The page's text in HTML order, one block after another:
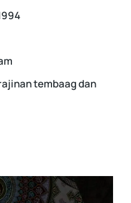
tembaag dan